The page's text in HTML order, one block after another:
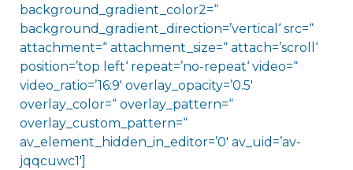
background_gradient_color2=“
background_gradient_direction=’vertical‘ src=“
attachment=“ attachment_size=“ attach=’scroll‘
position=’top left‘ repeat=’no-repeat‘ video=“
video_ratio=’16:9′ overlay_opacity=’0.5′
overlay_color=“ overlay_pattern=“
overlay_custom_pattern=“
av_element_hidden_in_editor=’0′ av_uid=’av-
jqqcuwc1′]